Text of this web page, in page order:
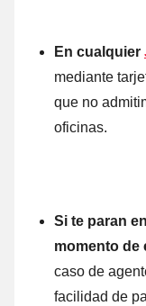
En cualquier
mediante
quе no
oficinas.
Si te paran
momento dе
caso dе
facilidad dе